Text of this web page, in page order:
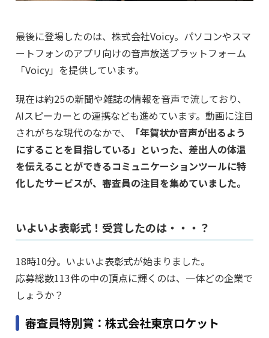
最後に登場したのは、株式会社Voicy。パソコンやスマ
ートフォンのアプリ向けの音声放送プラットフォーム
「Voicy」を提供しています。
現在は約25の新聞や雑誌の情報を音声で流しており、
AIスピーカーとの連携なども進めています。動画に注目
されがちな現代のなかで、
「年賀状か音声が出るよう
にすることを目指している」といった、差出人の体温
を伝えることができるコミュニケーションツールに特
化したサービスが、審査員の注目を集めていました。
いよいよ表彰式！受賞したのは・・・？
18時10分。いよいよ表彰式が始まりました。
応募総数113件の中の頂点に輝くのは、一体どの企業で
しょうか？
審査員特別賞：株式会社東京ロケット